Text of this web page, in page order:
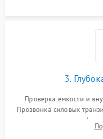
3.
Проверка емкости и
Прозвонка силовых
переключения и
конденсаторов и